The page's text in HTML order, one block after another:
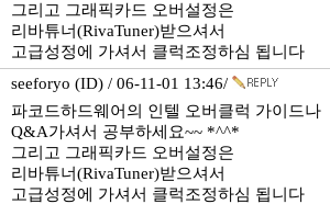
그리고 그래픽카드 오버설정은
리바튜너(RivaTuner)받으셔서
고급성정에 가셔서 클럭조정하심 됩니다
seeforyo (ID) / 06-11-01 13:46/
파코드하드웨어의 인텔 오버클럭 가이드나
Q&A가셔서 공부하세요~~ *^^*
그리고 그래픽카드 오버설정은
리바튜너(RivaTuner)받으셔서
고급성정에 가셔서 클럭조정하심 됩니다